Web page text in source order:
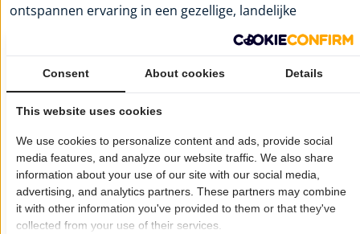
ontspannen ervaring in een gezellige, landelijke
Manege Molenruiters
Wil je dat jouw bedrijf hier ook staat?Meld je aan!
Openingstijden
Maandag:
Consent About cookies Details
This website uses cookies
We use cookies to personalize content and ads, provide social
media features, and analyze our website traffic. We also share
information about your use of our site with our social media,
advertising, and analytics partners. These partners may combine
it with other information you've provided to them or that they've
collected from your use of their services.